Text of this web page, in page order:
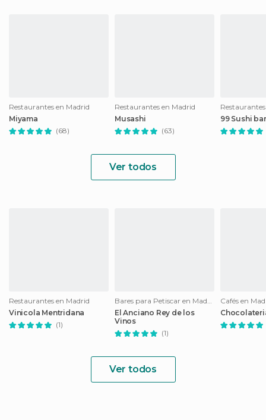
Restaurantes en Madrid
Miyama
(68)
Restaurantes en Madrid
Musashi
(63)
99 Sushi bar
Ver todos
Restaurantes en Madrid
Vinicola Mentridana
(1)
Bares para Petiscar en Madrid
El Anciano Rey de los
Vinos
(1)
Cafés en
Ver todos